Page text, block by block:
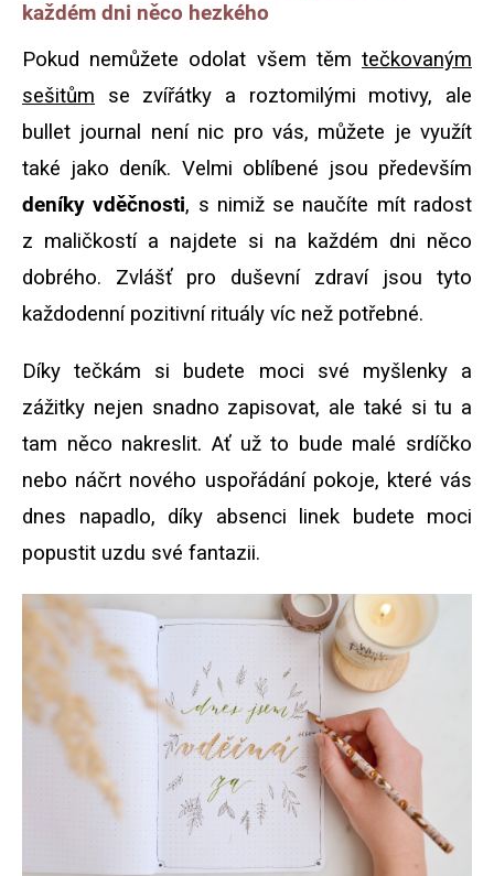
každém dni něco hezkého
Pokud nemůžete odolat všem těm tečkovaným
sešitům se zvířátky a roztomilými motivy, ale
bullet journal není nic pro vás, můžete je využít
také jako deník. Velmi oblíbené jsou především
deníky vděčnosti, s nimiž se naučíte mít radost
z maličkostí a najdete si na každém dni něco
dobrého. Zvlášť pro duševní zdraví jsou tyto
každodenní pozitivní rituály víc než potřebné.
Díky tečkám si budete moci své myšlenky a
zážitky nejen snadno zapisovat, ale také si tu a
tam něco nakreslit. Ať už to bude malé srdíčko
nebo náčrt nového uspořádání pokoje, které vás
dnes napadlo, díky absenci linek budete moci
popustit uzdu své fantazii.